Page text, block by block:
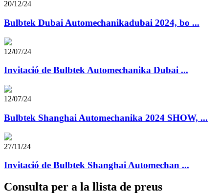
20/12/24
Bulbtek Dubai Automechanikadubai 2024, bo ...
12/07/24
Invitació de Bulbtek Automechanika Dubai ...
12/07/24
Bulbtek Shanghai Automechanika 2024 SHOW, ...
27/11/24
Invitació de Bulbtek Shanghai Automechan ...
Consulta per a la llista de preus